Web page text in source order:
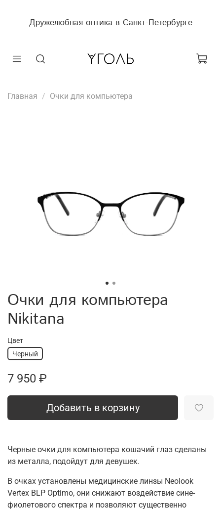
Дружелюбная оптика в Санкт-Петербурге
Главная Очки для компьютера
Очки для компьютера
Nikitana
Цвет
Черный
7 950 ₽
Добавить в корзину
Черные очки для компьютера кошачий глаз сделаны
из металла, подойдут для девушек.
В очках установлены медицинские линзы Neolook
Vertex BLP Optimo, они снижают воздействие сине-
фиолетового спектра и позволяют существенно